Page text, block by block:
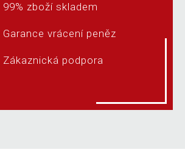
99% zboží skladem
Garance vrácení peněz
Zákaznická podpora